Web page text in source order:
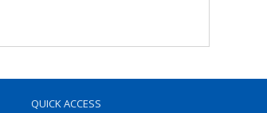
QUICK ACCESS